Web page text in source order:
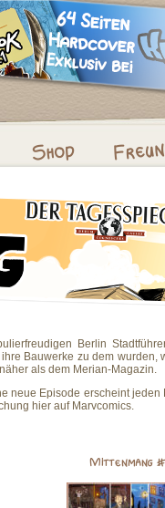
Berlin
Bauwerke zu dem wurden,
als dem Merian-Magazin.
neue Episode erscheint jeden
hier auf Marvcomics.